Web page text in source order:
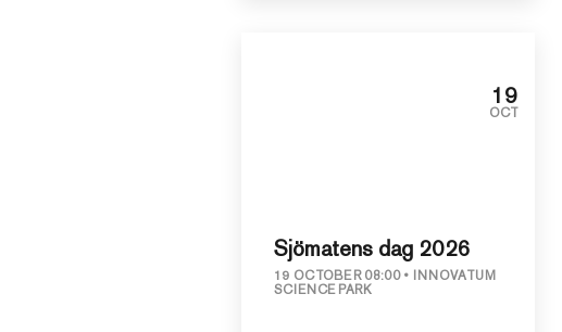
19
OCT
Sjömatens dag 2026
19 OCTOBER 08:00
INNOVATUM
SCIENCE PARK